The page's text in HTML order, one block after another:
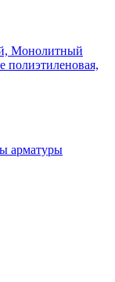
Монолитный
полиэтиленовая,
арматуры